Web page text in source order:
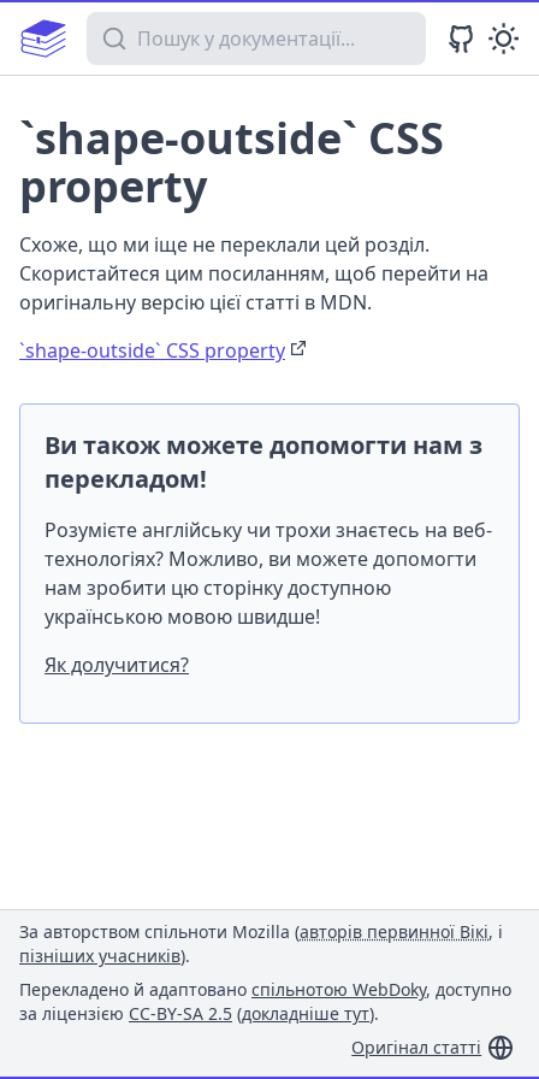
Пошук у документації
`shape-outside` CSS
property
Схоже, що ми іще не переклали цей розділ.
Скористайтеся цим посиланням, щоб перейти на
оригінальну версію цієї статті в MDN.
`shape-outside` CSS property
Ви також можете допомогти нам з
перекладом!
Розумієте англійську чи трохи знаєтесь на веб-
технологіях? Можливо, ви можете допомогти
нам зробити цю сторінку доступною
українською мовою швидше!
Як долучитися?
За авторством спільноти Mozilla (авторів первинної Вікі, і
пізніших учасників).
Перекладено й адаптовано спільнотою WebDoky, доступно
за ліцензією CC-BY-SA 2.5 (докладніше тут).
Оригінал статті